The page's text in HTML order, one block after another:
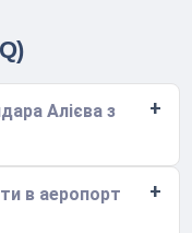
Алієва з
в аеропорт